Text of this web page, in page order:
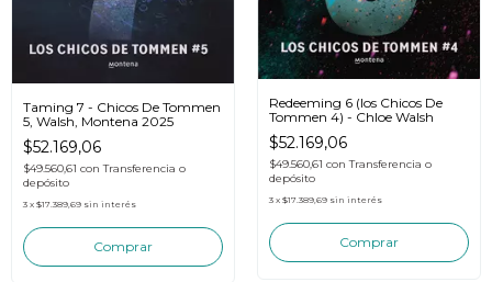
Taming 7 - Chicos De Tommen
5, Walsh, Montena 2025
$52.169,06
$49.560,61 con Transferencia o
depósito
3 x $17.389,69 sin interés
Redeeming 6 (los Chicos De
Tommen 4) - Chloe Walsh
$52.169,06
$49.560,61 con Transferencia o
depósito
3 x $17.389,69 sin interés